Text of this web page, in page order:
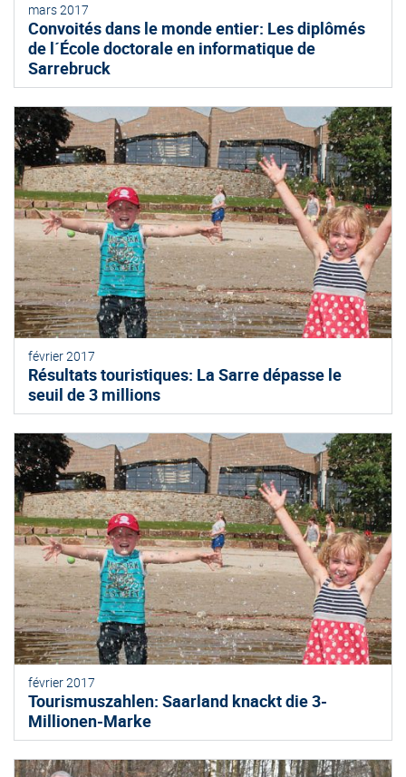
mars 2017
Convoités dans le monde entier: Les diplômés
de l´École doctorale en informatique de
Sarrebruck
février 2017
Résultats touristiques: La Sarre dépasse le
seuil de 3 millions
février 2017
Tourismuszahlen: Saarland knackt die 3-
Millionen-Marke